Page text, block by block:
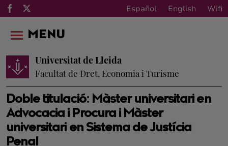
Español English Wifi
Doble titulació: Màster universitari en
Advocacia i Procura i Màster
universitari en Sistema de Justícia
Penal
Universitat de Lleida
Facultat de Dret, Economia i Turisme
MENU